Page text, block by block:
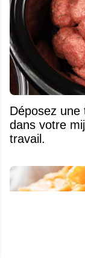
Déposez une
dans votre
travail.